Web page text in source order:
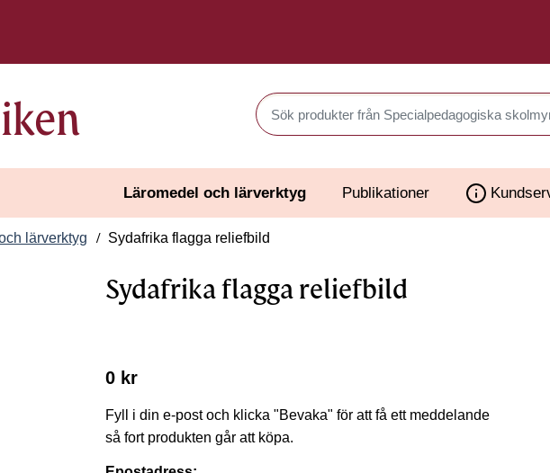
Sök produkter i Webbutiken
Läromedel och lärverktyg Publikationer
lärverktyg Sydafrika flagga reliefbild
Sydafrika flagga reliefbild
0 kr
Fyll i din e-post och klicka "Bevaka" för att få ett meddelande
så fort produkten går att köpa.